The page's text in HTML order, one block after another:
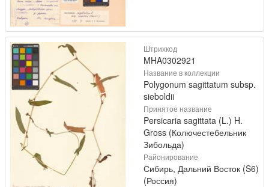
Штрихкод
MHA0302921
Название в коллекции
Polygonum sagittatum subsp.
sieboldii
Принятое название
Persicaria sagittata (L.) H.
Gross (Колючестебельник
Зибольда)
Районирование
Сибирь, Дальний Восток (S6)
(Россия)